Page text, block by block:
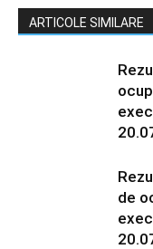
ARTICOLE SIMILARE
de